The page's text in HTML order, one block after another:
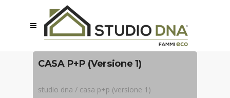
CASA P+P (Versione 1)
studio dna / casa p+p (versione 1)